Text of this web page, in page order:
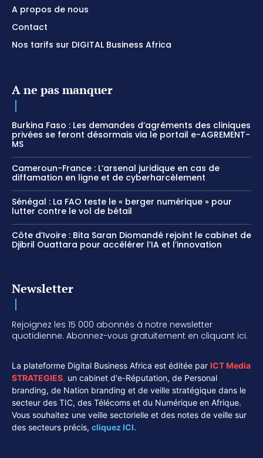
A propos de nous
Contact
Nos tarifs sur DIGITAL Business Africa
A ne pas manquer
Burkina Faso : Les demandes d’agréments des cliniques
privées se feront désormais via le portail e-AGREMENT-
MS
Cameroun-France : L’arsenal juridique en cas de
diffamation en ligne et de cyberharcèlement
Sénégal : La FAO teste le « berger numérique » pour
lutter contre le vol de bétail
Côte d’Ivoire : Bita Saran Diomandé rejoint le cabinet de
Djibril Ouattara pour accélérer l’IA et l’innovation
Newsletter
Rejoignez les 15 000 abonnés à notre newsletter
quotidienne. Abonnez-vous gratuitement en cliquant ici.
La plateforme Digital Business Africa est éditée par ICT Media
STRATEGIES, un cabinet d'e-Réputation, de Personal
branding, de Nation branding et de veille stratégique dans le
secteur des TIC, des Télécoms et du Numérique en Afrique.
Vous souhaitez une veille sectorielle et des notes de veille sur
des secteurs précis, cliquez ICI.